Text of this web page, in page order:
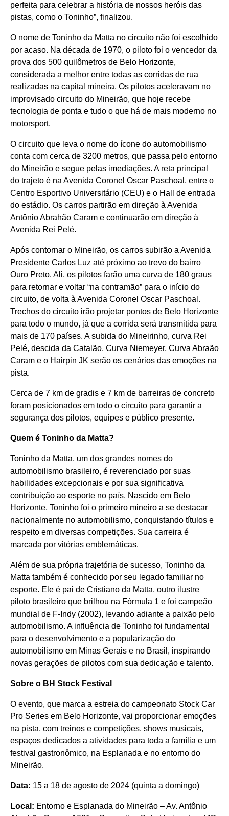
perfeita para celebrar a história de nossos heróis das
pistas, como o Toninho”, finalizou.
O nome de Toninho da Matta no circuito não foi escolhido
por acaso. Na década de 1970, o piloto foi o vencedor da
prova dos 500 quilômetros de Belo Horizonte,
considerada a melhor entre todas as corridas de rua
realizadas na capital mineira. Os pilotos aceleravam no
improvisado circuito do Mineirão, que hoje recebe
tecnologia de ponta e tudo o que há de mais moderno no
motorsport.
O circuito que leva o nome do ícone do automobilismo
conta com cerca de 3200 metros, que passa pelo entorno
do Mineirão e segue pelas imediações. A reta principal
do trajeto é na Avenida Coronel Oscar Paschoal, entre o
Centro Esportivo Universitário (CEU) e o Hall de entrada
do estádio. Os carros partirão em direção à Avenida
Antônio Abrahão Caram e continuarão em direção à
Avenida Rei Pelé.
Após contornar o Mineirão, os carros subirão a Avenida
Presidente Carlos Luz até próximo ao trevo do bairro
Ouro Preto. Ali, os pilotos farão uma curva de 180 graus
para retornar e voltar “na contramão” para o início do
circuito, de volta à Avenida Coronel Oscar Paschoal.
Trechos do circuito irão projetar pontos de Belo Horizonte
para todo o mundo, já que a corrida será transmitida para
mais de 170 países. A subida do Mineirinho, curva Rei
Pelé, descida da Catalão, Curva Niemeyer, Curva Abraão
Caram e o Hairpin JK serão os cenários das emoções na
pista.
Cerca de 7 km de gradis e 7 km de barreiras de concreto
foram posicionados em todo o circuito para garantir a
segurança dos pilotos, equipes e público presente.
Quem é Toninho da Matta?
Toninho da Matta, um dos grandes nomes do
automobilismo brasileiro, é reverenciado por suas
habilidades excepcionais e por sua significativa
contribuição ao esporte no país. Nascido em Belo
Horizonte, Toninho foi o primeiro mineiro a se destacar
nacionalmente no automobilismo, conquistando títulos e
respeito em diversas competições. Sua carreira é
marcada por vitórias emblemáticas.
Além de sua própria trajetória de sucesso, Toninho da
Matta também é conhecido por seu legado familiar no
esporte. Ele é pai de Cristiano da Matta, outro ilustre
piloto brasileiro que brilhou na Fórmula 1 e foi campeão
mundial de F-Indy (2002), levando adiante a paixão pelo
automobilismo. A influência de Toninho foi fundamental
para o desenvolvimento e a popularização do
automobilismo em Minas Gerais e no Brasil, inspirando
novas gerações de pilotos com sua dedicação e talento.
Sobre o BH Stock Festival
O evento, que marca a estreia do campeonato Stock Car
Pro Series em Belo Horizonte, vai proporcionar emoções
na pista, com treinos e competições, shows musicais,
espaços dedicados a atividades para toda a família e um
festival gastronômico, na Esplanada e no entorno do
Mineirão.
Data: 15 a 18 de agosto de 2024 (quinta a domingo)
Local: Entorno e Esplanada do Mineirão – Av. Antônio